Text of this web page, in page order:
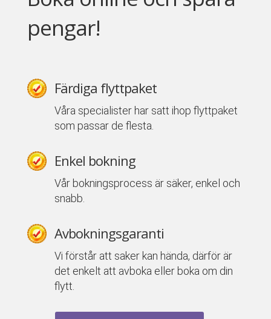
pengar!
Färdiga flyttpaket
Våra specialister har satt ihop flyttpaket
som passar de flesta.
Enkel bokning
Vår bokningsprocess är säker, enkel och
snabb.
Avbokningsgaranti
Vi förstår att saker kan hända, därför är
det enkelt att avboka eller boka om din
flytt.